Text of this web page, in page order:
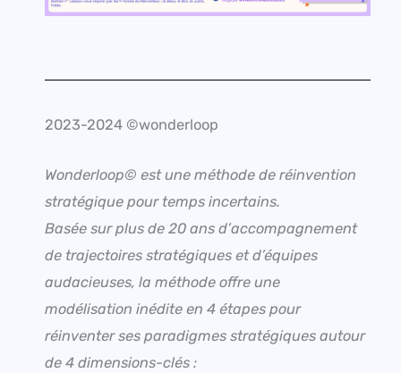
2023-2024 ©wonderloop
Wonderloop© est une méthode de réinvention
stratégique pour temps incertains.
Basée sur plus de 20 ans d’accompagnement
de trajectoires stratégiques et d’équipes
audacieuses, la méthode offre une
modélisation inédite en 4 étapes pour
réinventer ses paradigmes stratégiques autour
de 4 dimensions-clés :